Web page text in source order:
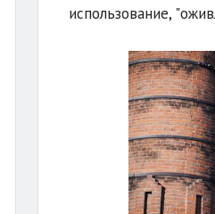
использование,